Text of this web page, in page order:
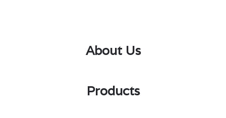
About Us
Products